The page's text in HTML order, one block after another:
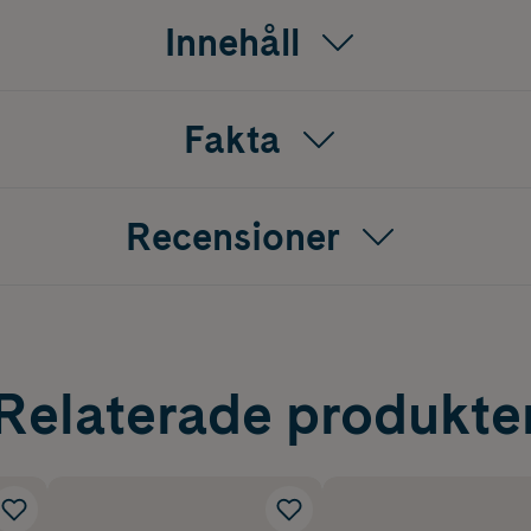
Innehåll
Fakta
Recensioner